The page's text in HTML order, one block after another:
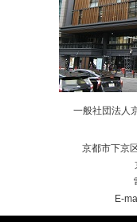
一般社団法人
京都市下京
E-